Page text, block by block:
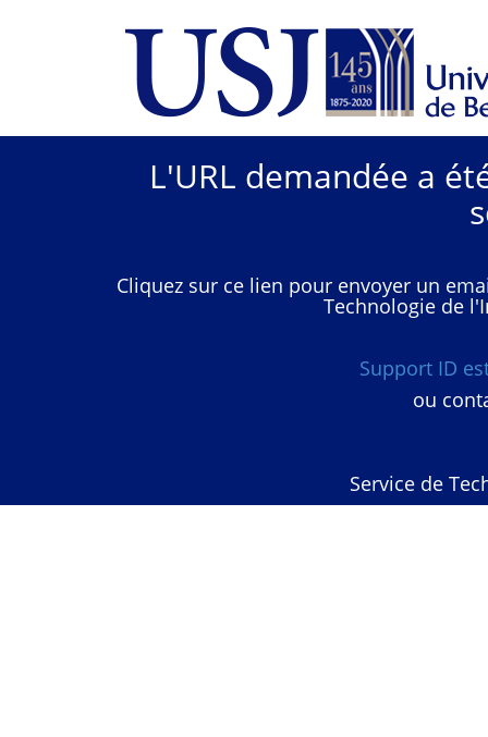
L'URL demandée a
Cliquez sur ce lien pour envoyer un
Technologie de
Support ID
ou
Service de